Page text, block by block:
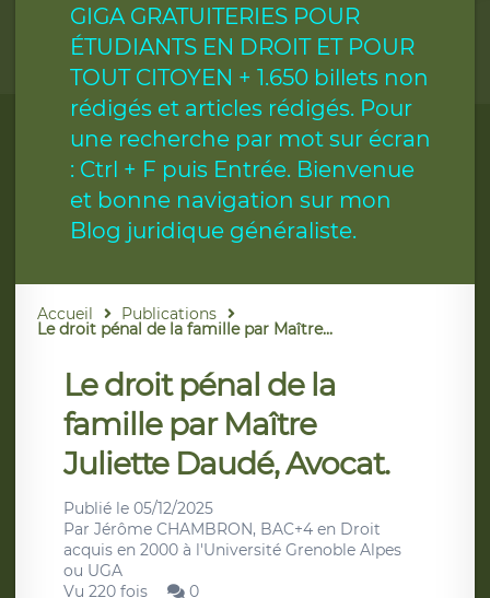
GIGA GRATUITERIES POUR
ÉTUDIANTS EN DROIT ET POUR
TOUT CITOYEN + 1.650 billets non
rédigés et articles rédigés. Pour
une recherche par mot sur écran
: Ctrl + F puis Entrée. Bienvenue
et bonne navigation sur mon
Blog juridique généraliste.
Accueil Publications
Le droit pénal de la famille par Maître...
Le droit pénal de la
famille par Maître
Juliette Daudé, Avocat.
Publié le 05/12/2025
Par Jérôme CHAMBRON, BAC+4 en Droit
acquis en 2000 à l'Université Grenoble Alpes
ou UGA
Vu 220 fois
0